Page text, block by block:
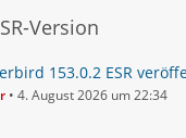
Version
153.0.2 ESR
4. August 2026 um 22:34